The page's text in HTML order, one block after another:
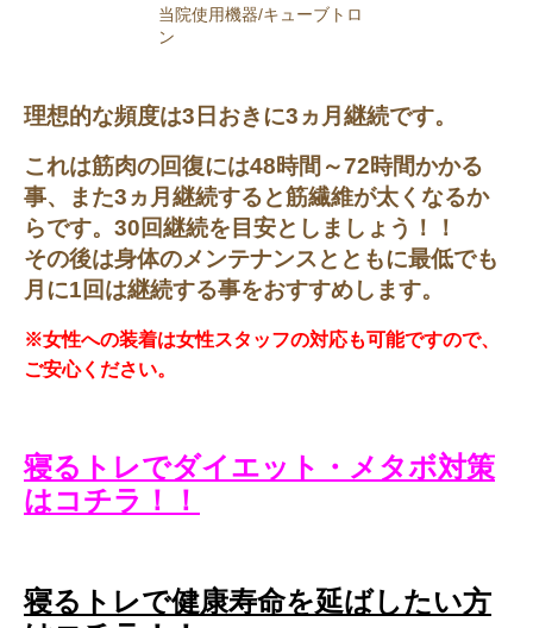
当院使用機器/キューブトロ
ン
理想的な頻度は3日おきに3ヵ月継続です。
これは筋肉の回復には48時間～72時間かかる
事、また3ヵ月継続すると筋繊維が太くなるか
らです。30回継続を目安としましょう！！
その後は身体のメンテナンスとともに最低でも
月に1回は継続する事をおすすめします。
※女性への装着は女性スタッフの対応も可能ですので、
ご安心ください。
寝るトレでダイエット・メタボ対策
はコチラ！！
寝るトレで健康寿命を延ばしたい方